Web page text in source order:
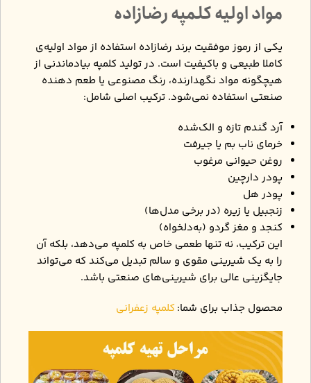
مواد اولیه کلمپه رضازاده
یکی از رموز موفقیت برند رضازاده استفاده از مواد اولیه‌ی
کاملا طبیعی و باکیفیت است. در تولید کلمپه بیادماندنی از
هیچگونه مواد نگهدارنده، رنگ مصنوعی یا طعم‌ دهنده
صنعتی استفاده نمی‌شود. ترکیب اصلی شامل:
آرد گندم تازه و الک‌شده
خرمای ناب بم یا جیرفت
روغن حیوانی مرغوب
پودر دارچین
پودر هل
زنجبیل یا زیره (در برخی مدل‌ها)
کنجد و مغز گردو (به‌دلخواه)
این ترکیب، نه ‌تنها طعمی خاص به کلمپه می‌دهد، بلکه آن
را به یک شیرینی مقوی و سالم تبدیل می‌کند که می‌تواند
جایگزینی عالی برای شیرینی‌های صنعتی باشد.
محصول جذاب برای شما: کلمپه زعفرانی